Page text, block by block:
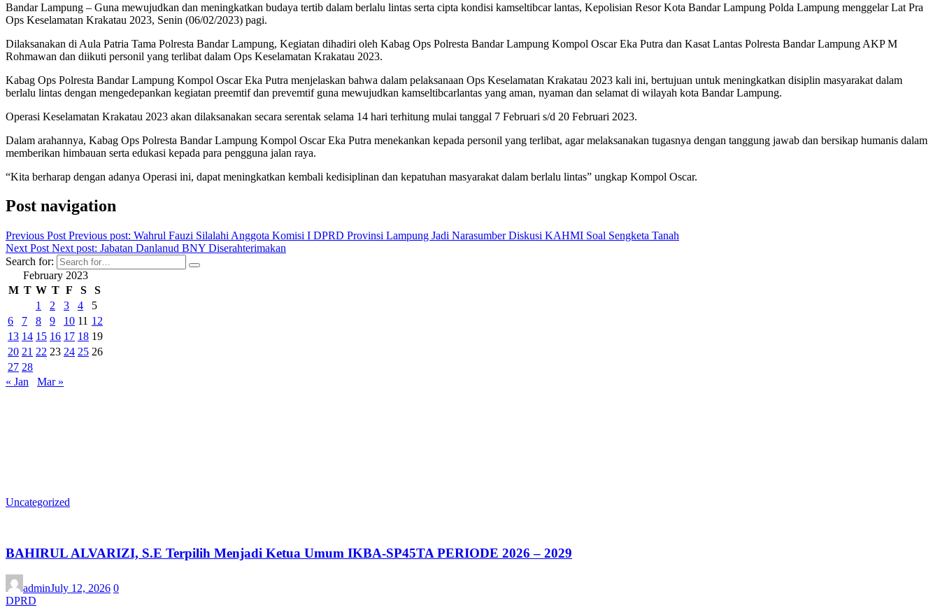
Bandar Lampung – Guna mewujudkan dan meningkatkan budaya tertib dalam berlalu lintas serta cipta kondisi kamseltibcar lantas, Kepolisian Resor Kota Bandar Lampung Polda Lampung menggelar Lat Pra
Ops Keselamatan Krakatau 2023, Senin (06/02/2023) pagi.
Dilaksanakan di Aula Patria Tama Polresta Bandar Lampung, Kegiatan dihadiri oleh Kabag Ops Polresta Bandar Lampung Kompol Oscar Eka Putra dan Kasat Lantas Polresta Bandar Lampung AKP M
Rohmawan dan diikuti personil yang terlibat dalam Ops Keselamatan Krakatau 2023.
Kabag Ops Polresta Bandar Lampung Kompol Oscar Eka Putra menjelaskan bahwa dalam pelaksanaan Ops Keselamatan Krakatau 2023 kali ini, bertujuan untuk meningkatkan disiplin masyarakat dalam
berlalu lintas dengan mengedepankan kegiatan preemtif dan prevemtif guna mewujudkan kamseltibcarlantas yang aman, nyaman dan selamat di wilayah kota Bandar Lampung.
Operasi Keselamatan Krakatau 2023 akan dilaksanakan secara serentak selama 14 hari terhitung mulai tanggal 7 Februari s/d 20 Februari 2023.
Dalam arahannya, Kabag Ops Polresta Bandar Lampung Kompol Oscar Eka Putra menekankan kepada personil yang terlibat, agar melaksanakan tugasnya dengan tanggung jawab dan bersikap humanis dalam
memberikan himbauan serta edukasi kepada para pengguna jalan raya.
“Kita berharap dengan adanya Operasi ini, dapat meningkatkan kembali kedisiplinan dan kepatuhan masyarakat dalam berlalu lintas” ungkap Kompol Oscar.
Post navigation
Previous Post Previous post: Wahrul Fauzi Silalahi Anggota Komisi I DPRD Provinsi Lampung Jadi Narasumber Diskusi KAHMI Soal Sengketa Tanah
Next Post Next post: Jabatan Danlanud BNY Diserahterimakan
Search for:
February 2023
M T W T F S
S
1
2 3 4
5
6
7 8 9 10 11 12
13 14 15 16 17 18 19
20 21 22 23 24 25 26
27 28
« Jan
Mar »
Uncategorized
BAHIRUL ALVARIZI, S.E Terpilih Menjadi Ketua Umum IKBA-SP45TA PERIODE 2026 – 2029
adminJuly 12, 2026 0
DPRD